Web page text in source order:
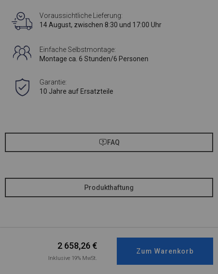
Voraussichtliche Lieferung:
14 August, zwischen 8:30 und 17:00 Uhr
Einfache Selbstmontage:
Montage ca. 6 Stunden/6 Personen
Garantie:
10 Jahre auf Ersatzteile
FAQ
Produkthaftung
2 658,26€
Inklusive 19% MwSt.